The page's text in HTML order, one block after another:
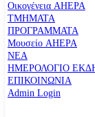
Οικογένεια AHEPA
ΤΜΗΜΑΤΑ
ΠΡΟΓΡΑΜΜΑΤΑ
Μουσείο AHEPA
ΝΕΑ
ΗΜΕΡΟΛΟΓΙΟ
ΕΠΙΚΟΙΝΩΝΙΑ
Admin Login